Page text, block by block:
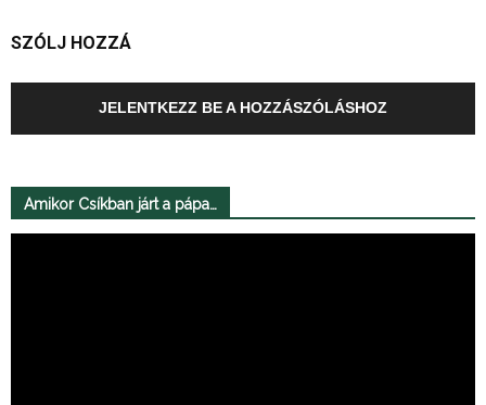
SZÓLJ HOZZÁ
JELENTKEZZ BE A HOZZÁSZÓLÁSHOZ
Amikor Csíkban járt a pápa…